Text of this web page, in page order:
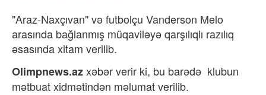
"Araz-Naxçıvan" və futbolçu Vanderson Melo
arasında bağlanmış müqaviləyə qarşılıqlı razılıq
əsasında xitam verilib.
Olimpnews.azxəbər verir ki, bu barədə klubun
mətbuat xidmətindən məlumat verilib.